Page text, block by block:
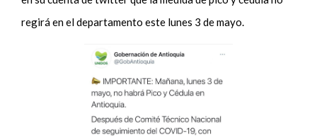
regirá en el departamento este lunes 3 de mayo.